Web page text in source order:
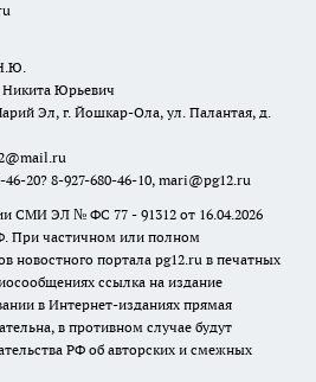
Никита Юрьевич
Эл, г. Йошкар-Ола, ул. Палантая, д.
20? 8-927-680-46-10, mari@pg12.ru
СМИ ЭЛ № ФС 77 - 91312 от 16.04.2026
При частичном или полном
новостного портала pg12.ru в печатных
ссылка на издание
в Интернет-изданиях прямая
в противном случае будут
РФ об авторских и смежных